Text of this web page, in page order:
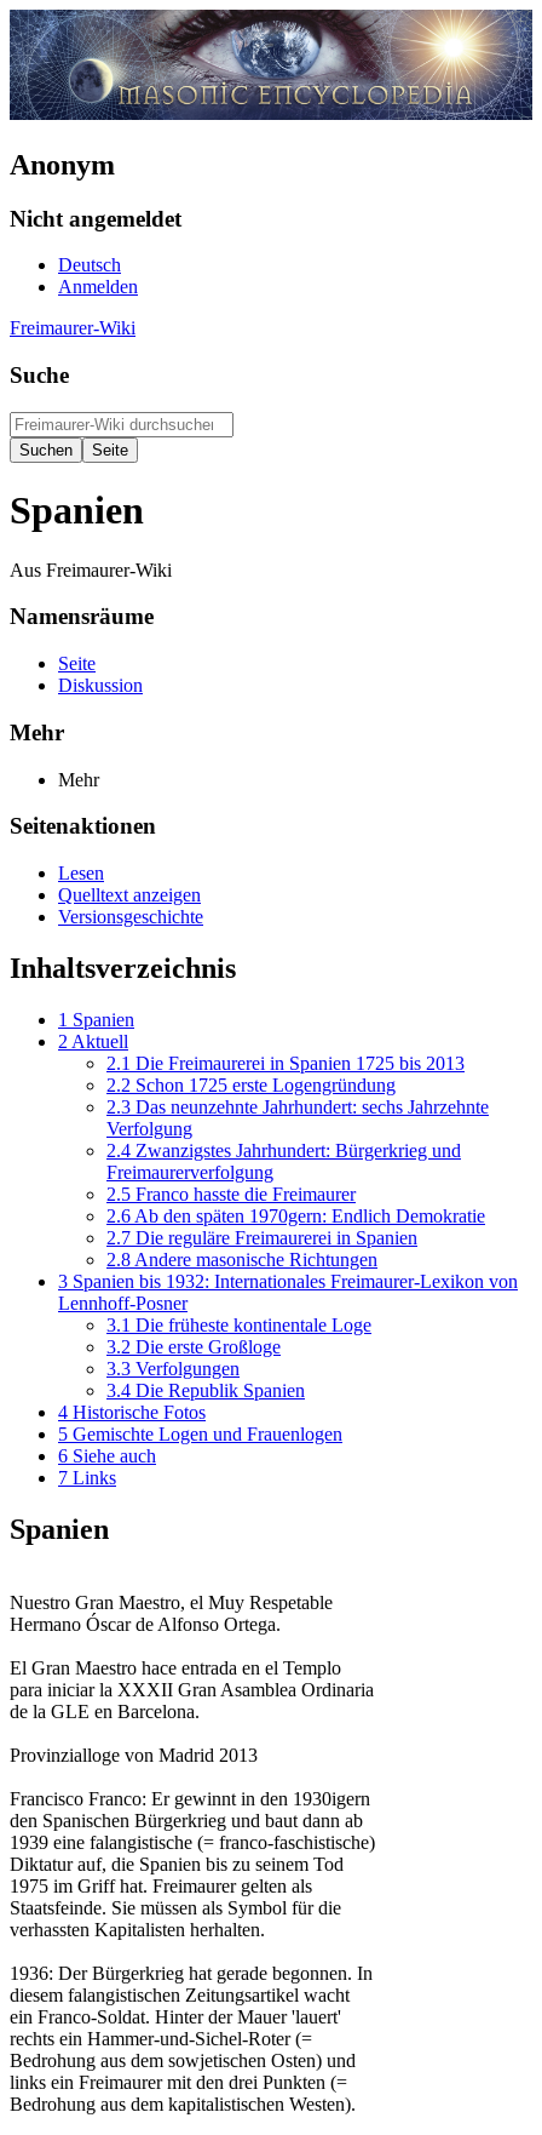
Anonym
Nicht angemeldet
Deutsch
Anmelden
Freimaurer-Wiki
Suche
Spanien
Aus Freimaurer-Wiki
Namensräume
Seite
Diskussion
Mehr
Mehr
Seitenaktionen
Lesen
Quelltext anzeigen
Versionsgeschichte
Inhaltsverzeichnis
1 Spanien
2 Aktuell
2.1 Die Freimaurerei in Spanien 1725 bis 2013
2.2 Schon 1725 erste Logengründung
2.3 Das neunzehnte Jahrhundert: sechs Jahrzehnte
Verfolgung
2.4 Zwanzigstes Jahrhundert: Bürgerkrieg und
Freimaurerverfolgung
2.5 Franco hasste die Freimaurer
2.6 Ab den späten 1970gern: Endlich Demokratie
2.7 Die reguläre Freimaurerei in Spanien
2.8 Andere masonische Richtungen
3 Spanien bis 1932: Internationales Freimaurer-Lexikon von
Lennhoff-Posner
3.1 Die früheste kontinentale Loge
3.2 Die erste Großloge
3.3 Verfolgungen
3.4 Die Republik Spanien
4 Historische Fotos
5 Gemischte Logen und Frauenlogen
6 Siehe auch
7 Links
Spanien
Nuestro Gran Maestro, el Muy Respetable
Hermano Óscar de Alfonso Ortega.
El Gran Maestro hace entrada en el Templo
para iniciar la XXXII Gran Asamblea Ordinaria
de la GLE en Barcelona.
Provinzialloge von Madrid 2013
Francisco Franco: Er gewinnt in den 1930igern
den Spanischen Bürgerkrieg und baut dann ab
1939 eine falangistische (= franco-faschistische)
Diktatur auf, die Spanien bis zu seinem Tod
1975 im Griff hat. Freimaurer gelten als
Staatsfeinde. Sie müssen als Symbol für die
verhassten Kapitalisten herhalten.
1936: Der Bürgerkrieg hat gerade begonnen. In
diesem falangistischen Zeitungsartikel wacht
ein Franco-Soldat. Hinter der Mauer 'lauert'
rechts ein Hammer-und-Sichel-Roter (=
Bedrohung aus dem sowjetischen Osten) und
links ein Freimaurer mit den drei Punkten (=
Bedrohung aus dem kapitalistischen Westen).